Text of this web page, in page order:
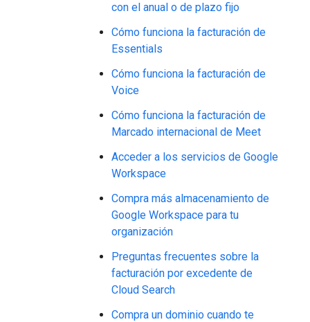
con el anual o de plazo fijo
Cómo funciona la facturación de
Essentials
Cómo funciona la facturación de
Voice
Cómo funciona la facturación de
Marcado internacional de Meet
Acceder a los servicios de Google
Workspace
Compra más almacenamiento de
Google Workspace para tu
organización
Preguntas frecuentes sobre la
facturación por excedente de
Cloud Search
Compra un dominio cuando te